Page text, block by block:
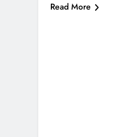
Read More